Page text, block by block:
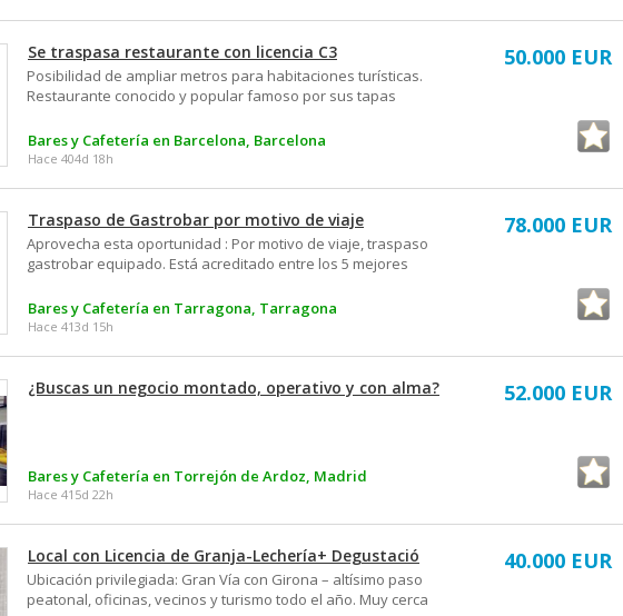
Se traspasa restaurante con licencia C3 50.000 EUR
Posibilidad de ampliar metros para habitaciones turísticas.
Restaurante conocido y popular famoso por sus tapas
Bares y Cafetería en Barcelona, Barcelona
Hace 404d 18h
Traspaso de Gastrobar por motivo de viaje 78.000 EUR
Aprovecha esta oportunidad : Por motivo de viaje, traspaso
gastrobar equipado. Está acreditado entre los 5 mejores
cervezas,comidas y café. Ambiente cálido con terraza en
Torres Jordi,parte baja, clientela estable ,reconocido en redes
Bares y Cafetería en Tarragona, Tarragona
Hace 413d 15h
¿Buscas un negocio montado, operativo y con alma? 52.000 EUR
Bares y Cafetería en Torrejón de Ardoz, Madrid
Hace 415d 22h
Local con Licencia de Granja-Lechería+ Degustació 40.000 EUR
Ubicación privilegiada: Gran Vía con Girona – altísimo paso
peatonal, oficinas, vecinos y turismo todo el año. Muy cerca